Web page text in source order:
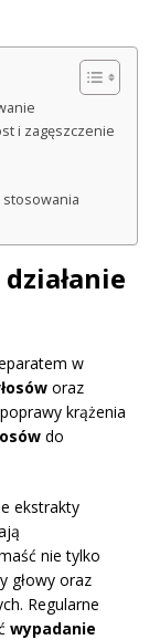
i zagęszczenie
stosowania
w
oraz
krążenia
do
ekstrakty
nie tylko
głowy oraz
Regularne
wypadanie